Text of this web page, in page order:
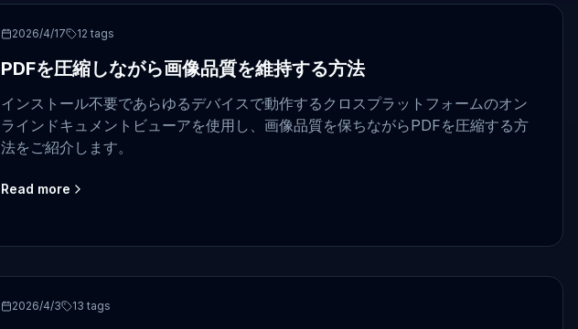
PDF compression
2026/4/17 12 tags
PDFを圧縮しながら画像品質を維持する方法
インストール不要であらゆるデバイスで動作するクロスプラットフォームのオン
ラインドキュメントビューアを使用し、画像品質を保ちながらPDFを圧縮する方
法をご紹介します。
Read more
PDF2026/4/3 13 tags